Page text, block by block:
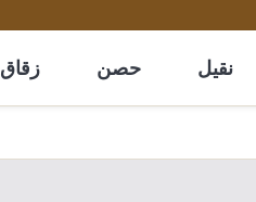
نقيل حصن زقاق